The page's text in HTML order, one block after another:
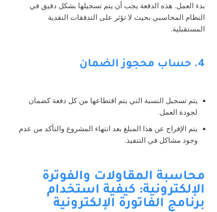
بدء العمل. هذه الدفعة يجب أن يتم تسجيلها بشكل دقيق في
النظام المحاسبي بحيث لا تؤثر على التدفقات النقدية
المستقبلية.
4. حساب محجوز الضمان
يتم تسجيل النسبة التي يتم اقتطاعها من كل دفعة كضمان
لجودة العمل.
يتم الإفراج عن هذا المبلغ بعد انتهاء المشروع والتأكد من عدم
وجود مشاكل في التنفيذ.
محاسبة المقاولات والفوترة
الإلكترونية: كيفية استخدام
برنامج الفاتورة الإلكترونية